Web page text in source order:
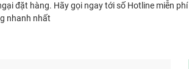
đặt hàng. Hãy gọi ngay tới số Hotline miễn phí
nhanh nhất